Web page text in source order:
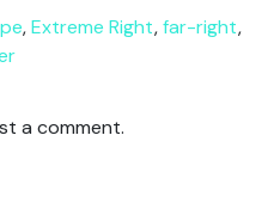
,Extreme Right,far-right,
a comment.